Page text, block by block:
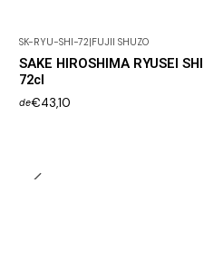
SK-RYU-SHI-72|FUJII SHUZO
SAKE HIROSHIMA RYUSEI
72cl
de€43,10